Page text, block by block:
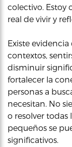
colectivo. Estoy
real de vivir y
Existe
contextos,
disminuir
fortalecer la
personas a
necesitan. No
o resolver todas
pequeños se
significativos.